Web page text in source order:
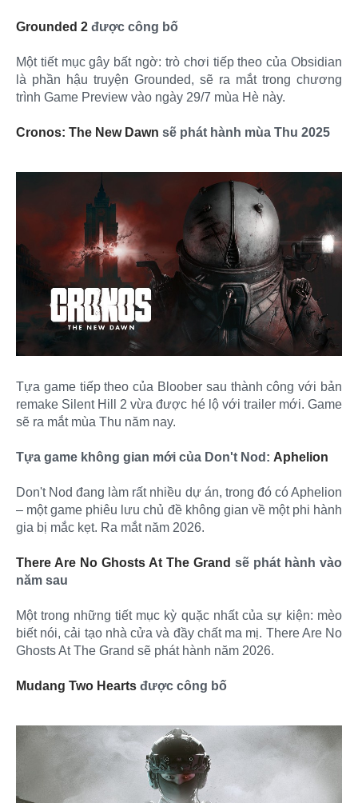
Grounded 2 được công bố
Một tiết mục gây bất ngờ: trò chơi tiếp theo của Obsidian
là phần hậu truyện Grounded, sẽ ra mắt trong chương
trình Game Preview vào ngày 29/7 mùa Hè này.
Cronos: The New Dawn sẽ phát hành mùa Thu 2025
Tựa game tiếp theo của Bloober sau thành công với bản
remake Silent Hill 2 vừa được hé lộ với trailer mới. Game
sẽ ra mắt mùa Thu năm nay.
Tựa game không gian mới của Don't Nod: Aphelion
Don't Nod đang làm rất nhiều dự án, trong đó có Aphelion
– một game phiêu lưu chủ đề không gian về một phi hành
gia bị mắc kẹt. Ra mắt năm 2026.
There Are No Ghosts At The Grand sẽ phát hành vào
năm sau
Một trong những tiết mục kỳ quặc nhất của sự kiện: mèo
biết nói, cải tạo nhà cửa và đầy chất ma mị. There Are No
Ghosts At The Grand sẽ phát hành năm 2026.
Mudang Two Hearts được công bố